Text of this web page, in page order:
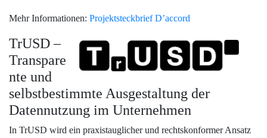
Mehr Informationen: Projektsteckbrief D’accord
TrUSD –
Transpare
nte und
selbstbestimmte Ausgestaltung der
Datennutzung im Unternehmen
In TrUSD wird ein praxistauglicher und rechtskonformer Ansatz